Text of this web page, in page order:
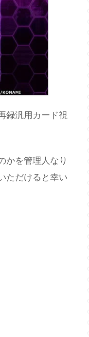
録汎用カード視
かを管理人なり
ただけると幸い